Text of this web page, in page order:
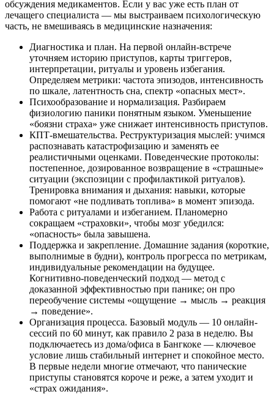
обсуждения медикаментов. Если у вас уже есть план от
лечащего специалиста — мы выстраиваем психологическую
часть, не вмешиваясь в медицинские назначения:
Диагностика и план. На первой онлайн-встрече
уточняем историю приступов, карты триггеров,
интерпретации, ритуалы и уровень избегания.
Определяем метрики: частота эпизодов, интенсивность
по шкале, латентность сна, спектр «опасных мест».
Психообразование и нормализация. Разбираем
физиологию паники понятным языком. Уменьшение
«боязни страха» уже снижает интенсивность приступов.
КПТ-вмешательства. Реструктуризация мыслей: учимся
распознавать катастрофизацию и заменять ее
реалистичными оценками. Поведенческие протоколы:
постепенное, дозированное возвращение в «страшные»
ситуации (экспозиции с профилактикой ритуалов).
Тренировка внимания и дыхания: навыки, которые
помогают «не подливать топлива» в момент эпизода.
Работа с ритуалами и избеганием. Планомерно
сокращаем «страховки», чтобы мозг убедился:
«опасность» была завышена.
Поддержка и закрепление. Домашние задания (короткие,
выполнимые в будни), контроль прогресса по метрикам,
индивидуальные рекомендации на будущее.
Когнитивно-поведенческий подход — метод с
доказанной эффективностью при панике; он про
переобучение системы «ощущение → мысль → реакция
→ поведение».
Организация процесса. Базовый модуль — 10 онлайн-
сессий по 60 минут, как правило 2 раза в неделю. Вы
подключаетесь из дома/офиса в Бангкоке — ключевое
условие лишь стабильный интернет и спокойное место.
В первые недели многие отмечают, что панические
приступы становятся короче и реже, а затем уходит и
«страх ожидания».